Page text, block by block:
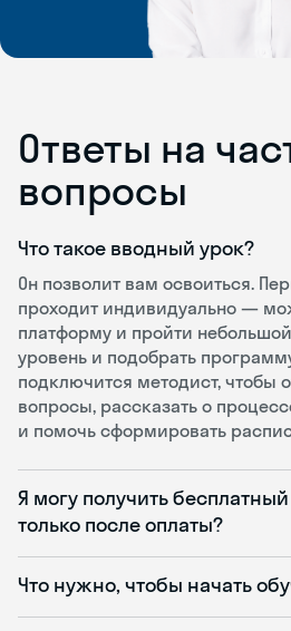
Ответы на
вопросы
Что такое вводный урок?
Он позволит вам освоиться.
проходит индивидуально —
платформу и пройти
уровень и подобрать
подключится методист, чтобы
вопросы, рассказать о
и помочь сформировать
Я могу получить
только после оплаты?
Что нужно, чтобы начать